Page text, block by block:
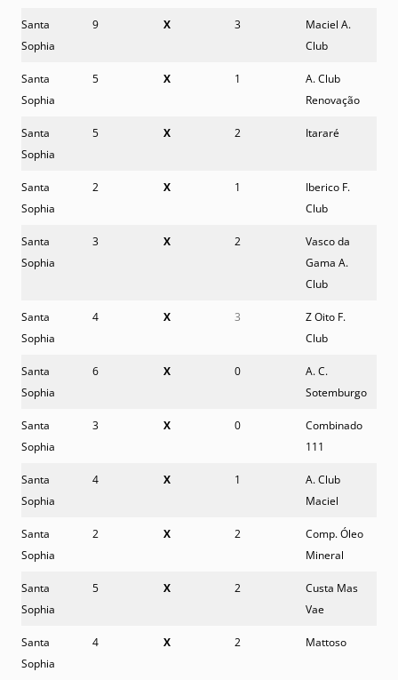
Santa
Sophia
9 X 3
Maciel A.
Club
Santa
Sophia
5 X 1
A. Club
Renovação
Santa
Sophia
5 X 2 Itararé
Santa
Sophia
2 X 1
Iberico F.
Club
Santa
Sophia
3 X 2
Vasco da
Gama A.
Club
Santa
Sophia
4 X 3
Z Oito F.
Club
Santa
Sophia
6 X 0
A. C.
Sotemburgo
Santa
Sophia
3 X 0
Combinado
111
Santa
Sophia
4 X 1
A. Club
Maciel
Santa
Sophia
2 X 2
Comp. Óleo
Mineral
Santa
Sophia
5 X 2
Custa Mas
Vae
Santa
Sophia
4 X 2 Mattoso